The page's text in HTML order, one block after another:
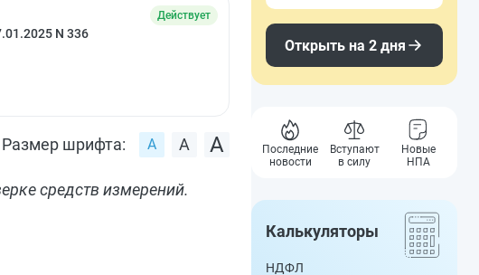
Действует
N 336
Размер шрифта:
средств измерений.
Открыть на 2 дня
Последние
новости
Вступают
в силу
Новые
НПА
Калькуляторы
НДФЛ